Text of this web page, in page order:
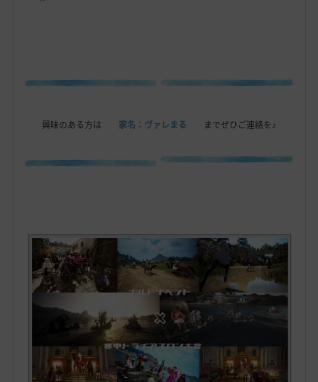
興味のある方は 家名：ヴァレまる までぜひご連絡を♪